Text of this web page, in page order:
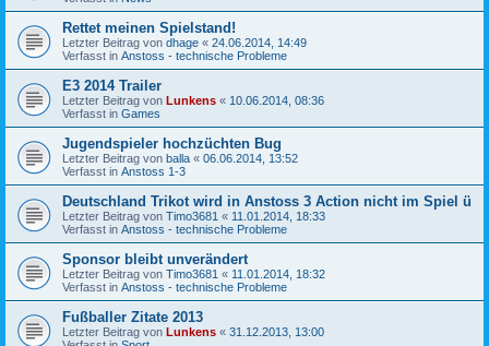
Rettet meinen Spielstand!
Letzter Beitrag von dhage « 24.06.2014, 14:49
Verfasst in Anstoss - technische Probleme
E3 2014 Trailer
Letzter Beitrag von Lunkens « 10.06.2014, 08:36
Verfasst in Games
Jugendspieler hochzüchten Bug
Letzter Beitrag von balla « 06.06.2014, 13:52
Verfasst in Anstoss 1-3
Deutschland Trikot wird in Anstoss 3 Action nicht im Spiel ü
Letzter Beitrag von Timo3681 « 11.01.2014, 18:33
Verfasst in Anstoss - technische Probleme
Sponsor bleibt unverändert
Letzter Beitrag von Timo3681 « 11.01.2014, 18:32
Verfasst in Anstoss - technische Probleme
Fußballer Zitate 2013
Letzter Beitrag von Lunkens « 31.12.2013, 13:00